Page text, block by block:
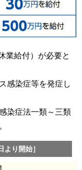
業給付）が必要と
感染症等を発症し
染症法一類～三類
り開始］